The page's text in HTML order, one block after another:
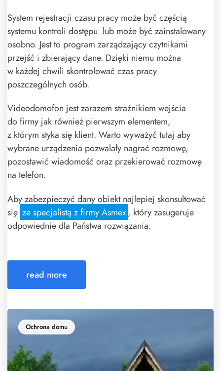
System rejestracji czasu pracy może być częścią
systemu kontroli dostępu lub może być zainstalowany
osobno. Jest to program zarządzający czytnikami
przejść i zbierający dane. Dzięki niemu można
w każdej chwili skontrolować czas pracy
poszczególnych osób.
Videodomofon jest zarazem strażnikiem wejścia
do firmy jak również pierwszym elementem,
z którym styka się klient. Warto wyważyć tutaj aby
wybrane urządzenia pozwalały nagrać rozmowę,
pozostawić wiadomość oraz przekierować rozmowę
na telefon.
Aby zabezpieczyć dany obiekt najlepiej skonsultować
się ze specjalistą z firmy Asmex , który zasugeruje
odpowiednie dla Państwa rozwiązania.
read more
Ochrona domu